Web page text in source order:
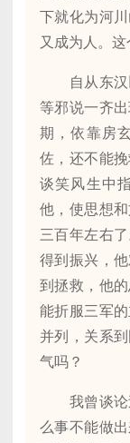
下就化为河
又成为人。这
自从东汉
等邪说一齐
期，依靠房
佐，还不能
谈笑风生中
他，使思想
三百年左右
得到振兴，
到拯救，他
能折服三军
并列，关系
气吗？
我曾谈论
么事不能做